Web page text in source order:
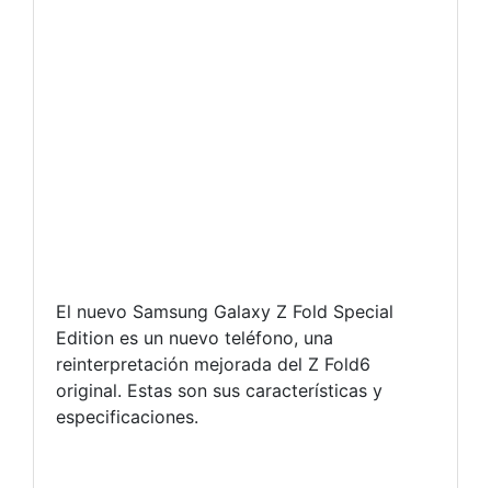
El nuevo Samsung Galaxy Z Fold Special
Edition es un nuevo teléfono, una
reinterpretación mejorada del Z Fold6
original. Estas son sus características y
especificaciones.